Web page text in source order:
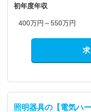
初年度年収
400万円～550万円
照明器具の【電気ハ